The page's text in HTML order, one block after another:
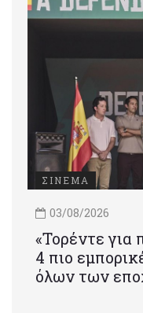
ΣΙΝΕΜΑ
03/08/2026
«Τορέντε για
4 πιο
όλων των